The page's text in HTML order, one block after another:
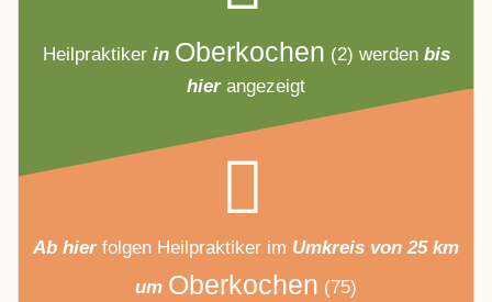
Heilpraktiker in Oberkochen (2) werden bis
hierangezeigt
Ab hier folgen Heilpraktiker im Umkreis von 25 km
um Oberkochen (75)